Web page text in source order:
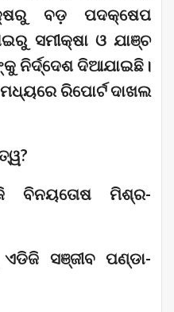
ବଡ଼ ପଦକ୍ଷେପ
ସମୀକ୍ଷା ଓ ଯାଞ୍ଚ
ନିର୍ଦ୍ଦେଶ ଦିଆଯାଇଛି।
ରିପୋର୍ଟ ଦାଖଲ
ବିନୟତୋଷ ମିଶ୍ର-
ସଞ୍ଜୀବ ପଣ୍ଡା-